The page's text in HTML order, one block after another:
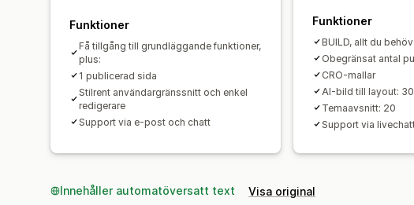
Funktioner
Få tillgång till grundläggande funktioner,
plus:
1 publicerad sida
Stilrent användargränssnitt och enkel
redigerare
Support via e-post och chatt
Funktioner
BUILD, allt du
Obegränsat antal
CRO-mallar
AI-bild till layout:
Temaavsnitt: 20
Support via
Innehåller automatöversatt text Visa original